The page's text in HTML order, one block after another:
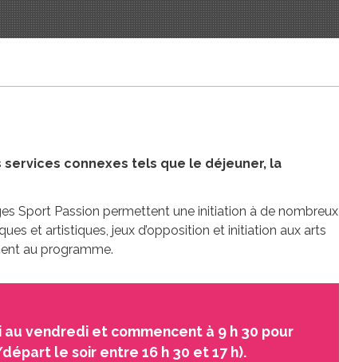
connexes tels que le déjeuner, la
Sport Passion permettent une initiation à de nombreux
et artistiques, jeux d’opposition et initiation aux arts
au programme.
vendredi et commencent à 9 h 30 pour
le soir entre 16 h 30 et 17 h).